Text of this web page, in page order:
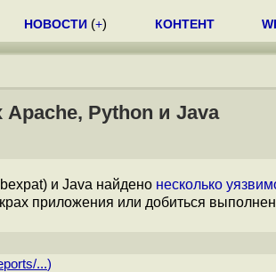
НОВОСТИ (+) КОНТЕНТ
Python и Java
и Java найдено несколько
приложения или добиться
...)